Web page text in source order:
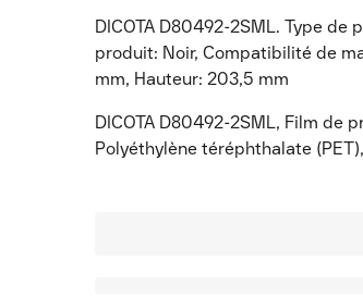
DICOTA D80492-2SML. Type
produit: Noir, Compatibilité de
mm, Hauteur: 203,5 mm
DICOTA D80492-2SML, Film de
Polyéthylène téréphthalate